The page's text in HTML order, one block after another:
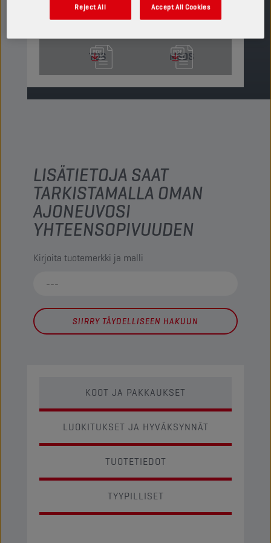
ETSI MYYNTIPISTE
TDS MSDS
LISÄTIETOJA SAAT
TARKISTAMALLA OMAN
AJONEUVOSI
YHTEENSOPIVUUDEN
Kirjoita tuotemerkki ja malli
SIIRRY TÄYDELLISEEN HAKUUN
KOOT JA PAKKAUKSET
LUOKITUKSET JA HYVÄKSYNNÄT
TUOTETIEDOT
TYYPILLISET
Reject All Accept All Cookies